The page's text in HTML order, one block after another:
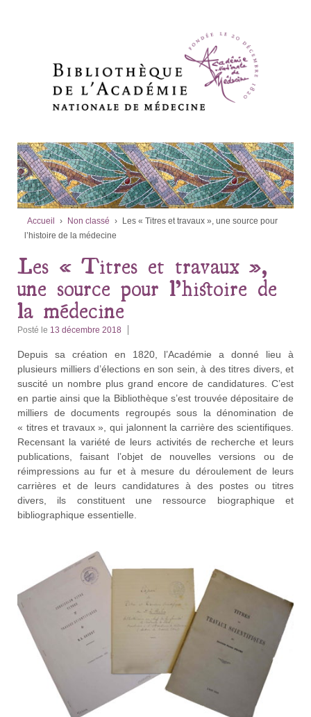
Accueil › Non classé ›
Les « Titres et travaux », une source pour
l’histoire de la médecine
Les « Titres et travaux »,
une source pour l’histoire de
la médecine
Posté le 13 décembre 2018
Depuis sa création en 1820, l’Académie a donné lieu à
plusieurs milliers d’élections en son sein, à des titres divers, et
suscité un nombre plus grand encore de candidatures. C’est
en partie ainsi que la Bibliothèque s’est trouvée dépositaire de
milliers de documents regroupés sous la dénomination de
« titres et travaux », qui jalonnent la carrière des scientifiques.
Recensant la variété de leurs activités de recherche et leurs
publications, faisant l’objet de nouvelles versions ou de
réimpressions au fur et à mesure du déroulement de leurs
carrières et de leurs candidatures à des postes ou titres
divers, ils constituent une ressource biographique et
bibliographique essentielle.